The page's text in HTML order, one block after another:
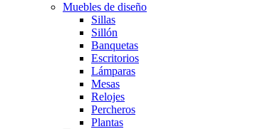
Muebles de diseño
Sillas
Sillón
Banquetas
Escritorios
Lámparas
Mesas
Relojes
Percheros
Plantas